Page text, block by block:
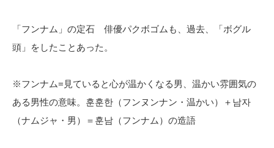
「フンナム」の定石 俳優パクボゴムも、過去、「ボグル
頭」をしたことあった。
※フンナム=見ていると心が温かくなる男、温かい雰囲気の
ある男性の意味。훈훈한（フンヌンナン・温かい）＋남자
（ナムジャ・男）＝훈남（フンナム）の造語